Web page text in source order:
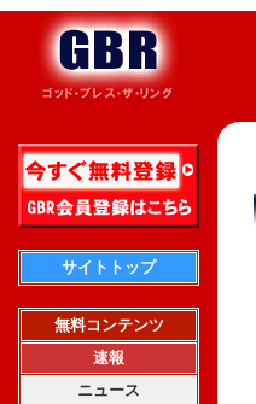
サイトトップ
無料コンテンツ
速報
ニュース